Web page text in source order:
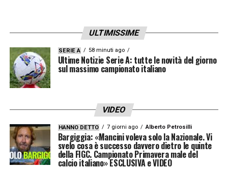
ULTIMISSIME
SERIE A 58 minuti ago
Ultime Notizie Serie A: tutte le novità del giorno
sul massimo campionato italiano
VIDEO
HANNO DETTO 7 giorni ago Alberto Petrosilli
Bargiggia: «Mancini voleva solo la Nazionale. Vi
svelo cosa è successo davvero dietro le quinte
della FIGC. Campionato Primavera male del
calcio italiano» ESCLUSIVA e VIDEO